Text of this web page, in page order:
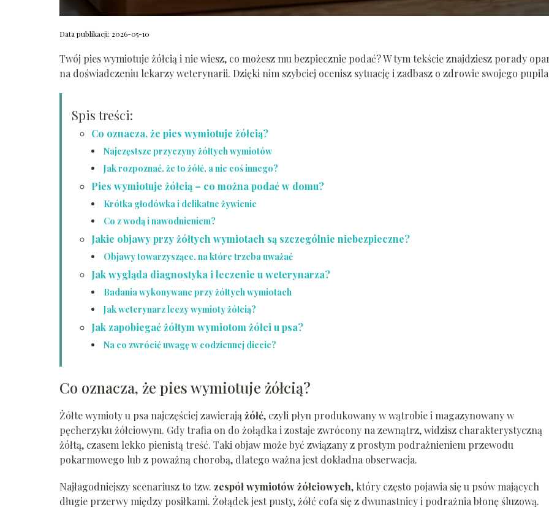
Data publikacji: 2026-05-10
Twój pies wymiotuje żółcią i nie wiesz, co możesz mu bezpiecznie podać? W tym tekście znajdziesz porady
na doświadczeniu lekarzy weterynarii. Dzięki nim szybciej ocenisz sytuację i zadbasz o zdrowie swojego
Spis treści:
Co oznacza, że pies wymiotuje żółcią?
Najczęstsze przyczyny żółtych wymiotów
Jak rozpoznać, że to żółć, a nie coś innego?
Pies wymiotuje żółcią – co można podać w domu?
Krótka głodówka i delikatne żywienie
Co z wodą i nawodnieniem?
Jakie objawy przy żółtych wymiotach są szczególnie niebezpieczne?
Objawy towarzyszące, na które trzeba uważać
Jak wygląda diagnostyka i leczenie u weterynarza?
Badania wykonywane przy żółtych wymiotach
Jak weterynarz leczy wymioty żółcią?
Jak zapobiegać żółtym wymiotom żółci u psa?
Na co zwrócić uwagę w codziennej diecie?
Co oznacza, że pies wymiotuje żółcią?
Żółte wymioty u psa najczęściej zawierają żółć, czyli płyn produkowany w wątrobie i magazynowany w
pęcherzyku żółciowym. Gdy trafia on do żołądka i zostaje zwrócony na zewnątrz, widzisz charakterystyczną
żółtą, czasem lekko pienistą treść. Taki objaw może być związany z prostym podrażnieniem przewodu
pokarmowego lub z poważną chorobą, dlatego ważna jest dokładna obserwacja.
Najłagodniejszy scenariusz to tzw. zespół wymiotów żółciowych, który często pojawia się u psów mających
długie przerwy między posiłkami. Żołądek jest pusty, żółć cofa się z dwunastnicy i podrażnia błonę śluzową.